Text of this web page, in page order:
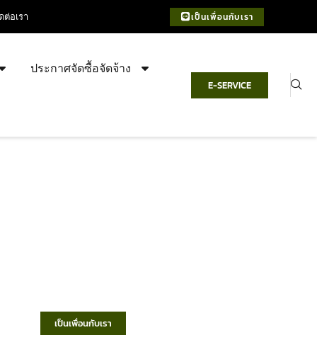
ต่อเรา เป็นเพื่อนกับเรา
ประกาศจัดซื้อจัดจ้าง
E-SERVICE
เป็นเพื่อนกับเรา